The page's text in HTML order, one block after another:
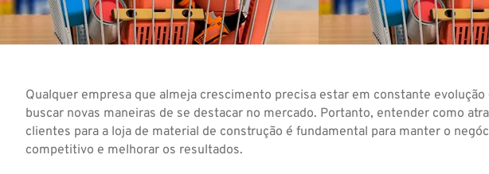
Qualquer empresa que almeja crescimento precisa estar em constante evolução
buscar novas maneiras de se destacar no mercado. Portanto, entender como
clientes para a loja de material de construção é fundamental para manter o
competitivo e melhorar os resultados.